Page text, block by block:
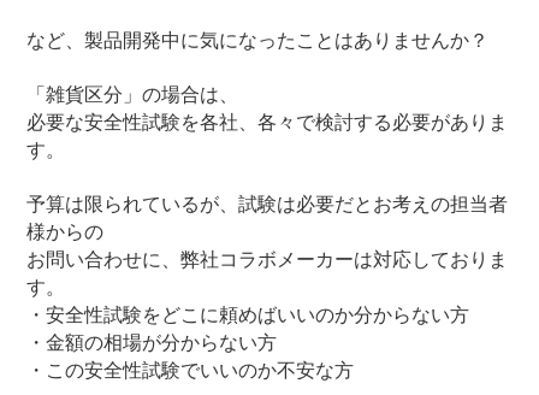
など、製品開発中に気になったことはありませんか？
「雑貨区分」の場合は、
必要な安全性試験を各社、各々で検討する必要がありま
す。
予算は限られているが、試験は必要だとお考えの担当者
様からの
お問い合わせに、弊社コラボメーカーは対応しておりま
す。
・安全性試験をどこに頼めばいいのか分からない方
・金額の相場が分からない方
・この安全性試験でいいのか不安な方